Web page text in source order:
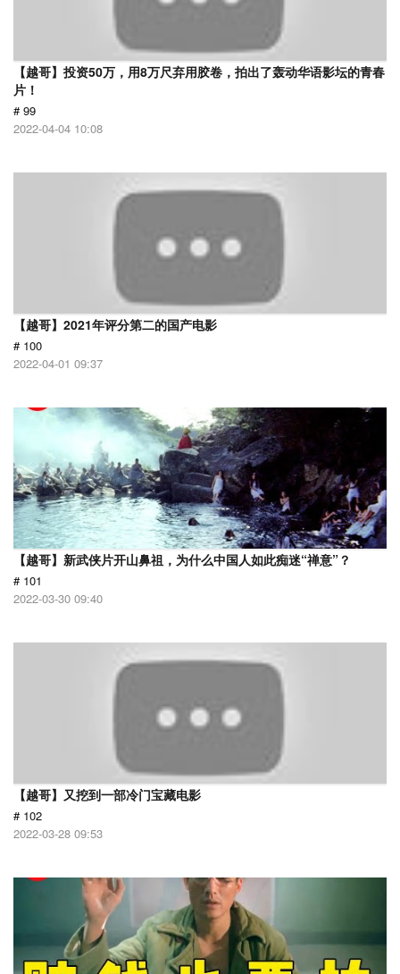
【越哥】投资50万，用8万尺弃用胶卷，拍出了轰动华语影坛的青春
片！
# 99
2022-04-04 10:08
【越哥】2021年评分第二的国产电影
# 100
2022-04-01 09:37
【越哥】新武侠片开山鼻祖，为什么中国人如此痴迷“禅意”？
# 101
2022-03-30 09:40
【越哥】又挖到一部冷门宝藏电影
# 102
2022-03-28 09:53